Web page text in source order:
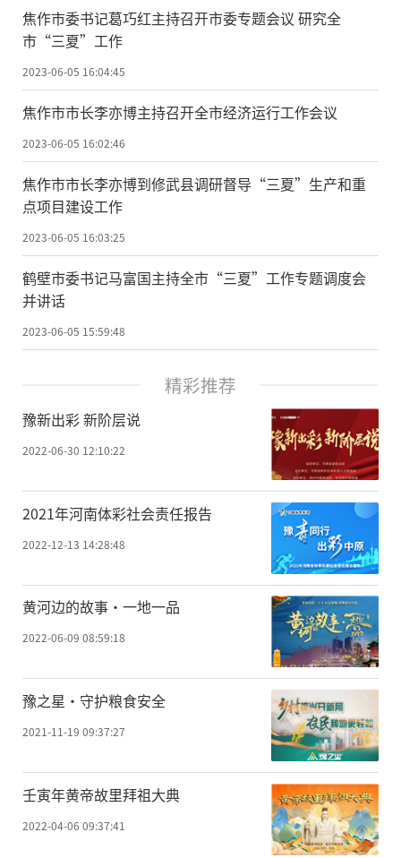
焦作市委书记葛巧红主持召开市委专题会议 研究全
市“三夏”工作
2023-06-05 16:04:45
焦作市市长李亦博主持召开全市经济运行工作会议
2023-06-05 16:02:46
焦作市市长李亦博到修武县调研督导“三夏”生产和重
点项目建设工作
2023-06-05 16:03:25
鹤壁市委书记马富国主持全市“三夏”工作专题调度会
并讲话
2023-06-05 15:59:48
精彩推荐
豫新出彩 新阶层说
2022-06-30 12:10:22
2021年河南体彩社会责任报告
2022-12-13 14:28:48
黄河边的故事·一地一品
2022-06-09 08:59:18
豫之星·守护粮食安全
2021-11-19 09:37:27
壬寅年黄帝故里拜祖大典
2022-04-06 09:37:41